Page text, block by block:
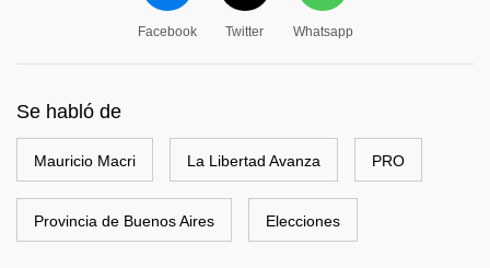
Facebook Twitter Whatsapp
Se habló de
Mauricio Macri La Libertad Avanza PRO
Provincia de Buenos Aires Elecciones